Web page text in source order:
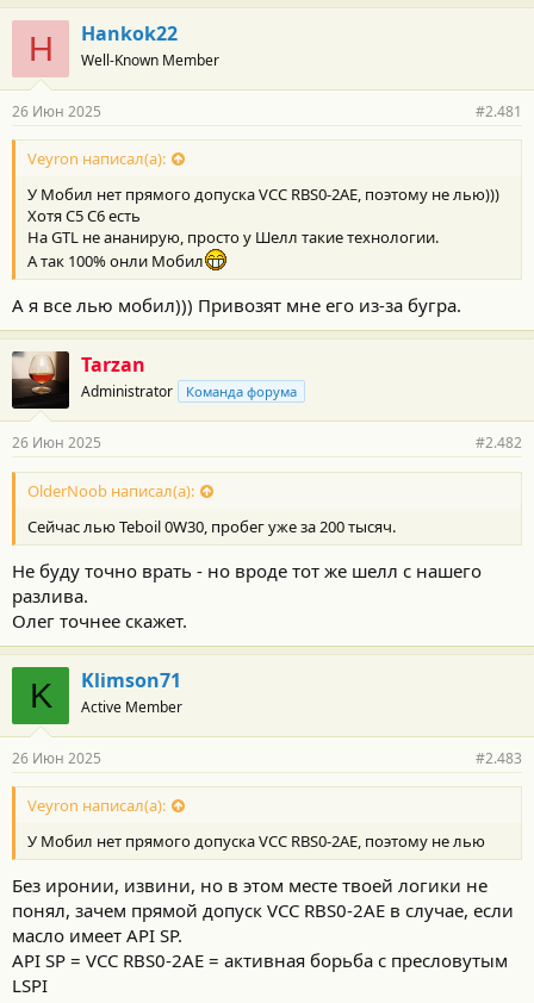
H Hankok22
Well-Known Member
26 Июн 2025 #2.481
Veyron написал(а):
У Мобил нет прямого допуска VCC RBS0-2AE, поэтому не лью)))
Хотя С5 С6 есть
На GTL не ананирую, просто у Шелл такие технологии.
А так 100% онли Мобил
А я все лью мобил))) Привозят мне его из-за бугра.
Tarzan
Administrator Команда форума
26 Июн 2025 #2.482
OlderNoob написал(а):
Сейчас лью Teboil 0W30, пробег уже за 200 тысяч.
Не буду точно врать - но вроде тот же шелл с нашего
разлива.
Олег точнее скажет.
K Klimson71
Active Member
26 Июн 2025 #2.483
Veyron написал(а):
У Мобил нет прямого допуска VCC RBS0-2AE, поэтому не лью
Без иронии, извини, но в этом месте твоей логики не
понял, зачем прямой допуск VCC RBS0-2AE в случае, если
масло имеет API SP.
API SP = VCC RBS0-2AE = активная борьба с пресловутым
LSPI